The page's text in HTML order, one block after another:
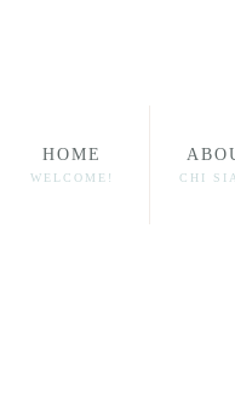
HOME
WELCOME! CHI